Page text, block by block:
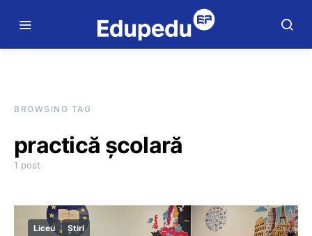
BROWSING TAG
practică școlară
1 post
Liceu Știri